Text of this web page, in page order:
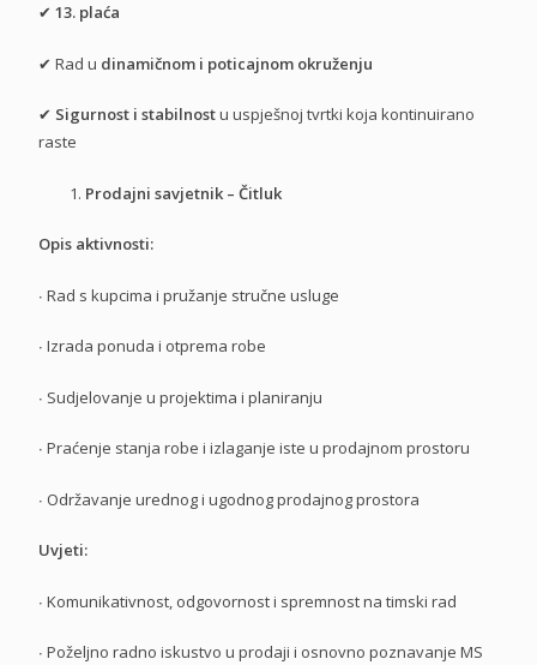
✔13. plaća
✔Rad u dinamičnom i poticajnom okruženju
✔ Sigurnost i stabilnostu uspješnoj tvrtki koja kontinuirano
raste
Prodajni savjetnik – Čitluk
Opis aktivnosti:
∙Rad s kupcima i pružanje stručne usluge
∙Izrada ponuda i otprema robe
∙ Sudjelovanje u projektima i planiranju
∙Praćenje stanja robe i izlaganje iste u prodajnom prostoru
∙ Održavanje urednog i ugodnog prodajnog prostora
Uvjeti:
∙Komunikativnost, odgovornost i spremnost na timski rad
∙Poželjno radno iskustvo u prodaji i osnovno poznavanje MS